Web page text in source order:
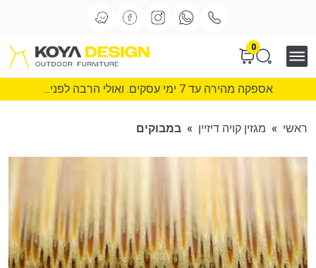
0
אספקה מהירה עד 7 ימי עסקים. ואולי הרבה לפני...
ראשי » מגזין קויה דיזיין » במבוקים